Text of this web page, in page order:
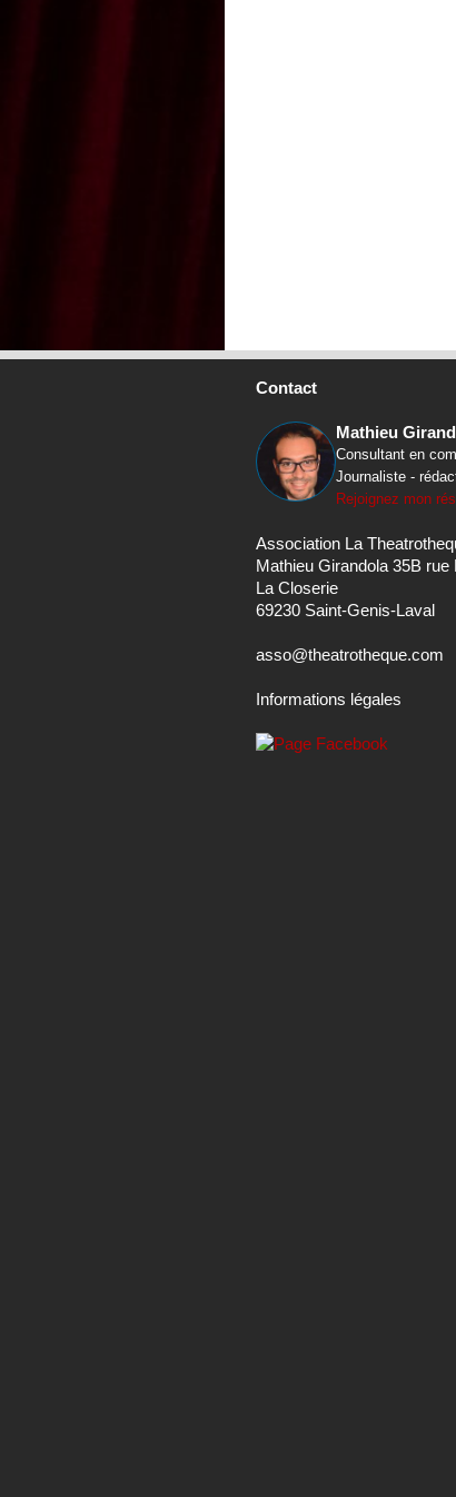
Contact
Mathieu
Consultant en
Journaliste -
Rejoignez mon
Association La
Mathieu Girandola 35B
La Closerie
69230 Saint-Genis-Laval
asso@theatrotheque.com
Informations légales